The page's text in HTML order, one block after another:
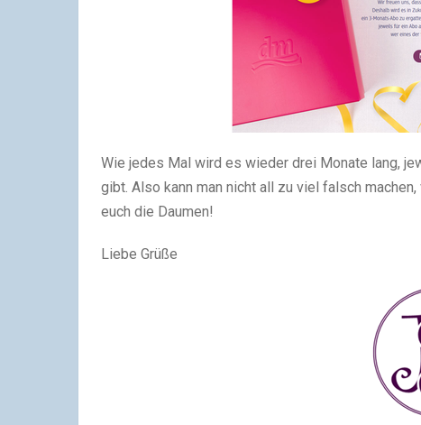
Wie jedes Mal wird es wieder drei Monate lang,
gibt. Also kann man nicht all zu viel falsch
euch die Daumen!
Liebe Grüße